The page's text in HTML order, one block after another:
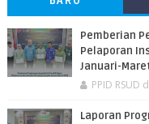
Pemberian
Pelaporan
Januari-
PPID RSUD
Laporan